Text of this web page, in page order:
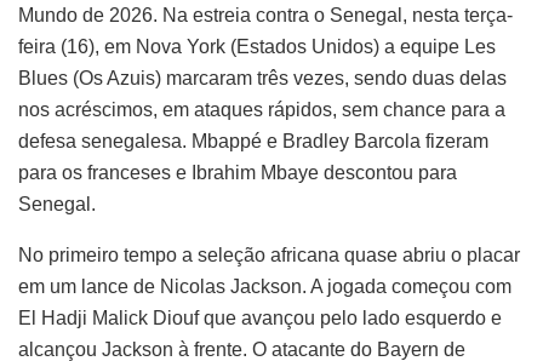
Mundo de 2026. Na estreia contra o Senegal, nesta terça-
feira (16), em Nova York (Estados Unidos) a equipe Les
Blues (Os Azuis) marcaram três vezes, sendo duas delas
nos acréscimos, em ataques rápidos, sem chance para a
defesa senegalesa. Mbappé e Bradley Barcola fizeram
para os franceses e Ibrahim Mbaye descontou para
Senegal.
No primeiro tempo a seleção africana quase abriu o placar
em um lance de Nicolas Jackson. A jogada começou com
El Hadji Malick Diouf que avançou pelo lado esquerdo e
alcançou Jackson à frente. O atacante do Bayern de